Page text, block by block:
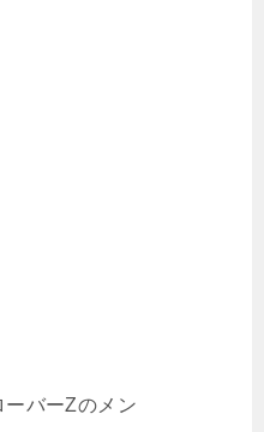
ーバーZのメン